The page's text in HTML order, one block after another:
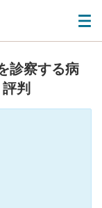
診察する病
判